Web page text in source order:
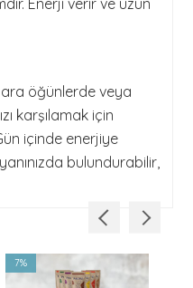
Enerji verir ve uzun
ara öğünlerde veya
karşılamak için
içinde enerjiye
bulundurabilir,
7%